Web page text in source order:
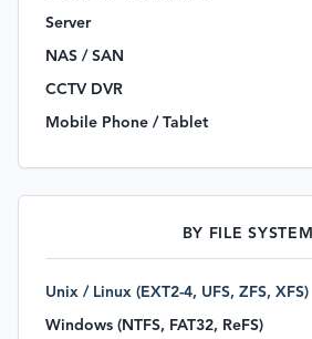
Server
NAS / SAN
CCTV DVR
Mobile Phone / Tablet
BY FILE SYSTEM
Unix / Linux (EXT2-4, UFS, ZFS, XFS)
Windows (NTFS, FAT32, ReFS)